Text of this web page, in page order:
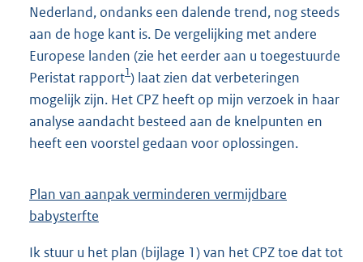
Nederland, ondanks een dalende trend, nog steeds
aan de hoge kant is. De vergelijking met andere
Europese landen (zie het eerder aan u toegestuurde
Peristat rapport1) laat zien dat verbeteringen
mogelijk zijn. Het CPZ heeft op mijn verzoek in haar
analyse aandacht besteed aan de knelpunten en
heeft een voorstel gedaan voor oplossingen.
Plan van aanpak verminderen vermijdbare
babysterfte
Ik stuur u het plan (bijlage 1) van het CPZ toe dat tot